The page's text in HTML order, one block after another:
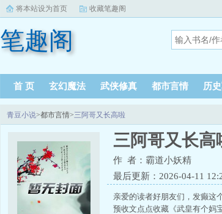
将本站设为首页 收藏笔趣阁
笔趣阁
首 页 玄幻魔法 武侠修真 都市言情 历
青豆小说>都市言情>三阿哥又长高啦
三阿哥又长高
作 者：霸道小妖精
最后更新：2026-04-11
亲爱的读者好朋友们，发癫这
预收文点点收藏《武皇有个妈